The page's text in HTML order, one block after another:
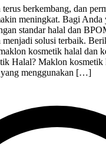
berkembang, dan
meningkat. Bagi
standar halal dan
menjadi solusi terbaik.
kosmetik halal dan
Halal? Maklon kosmetik
menggunakan […]